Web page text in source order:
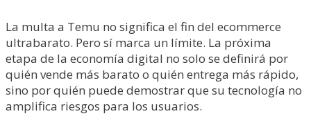
La multa a Temu no significa el fin del ecommerce
ultrabarato. Pero sí marca un límite. La próxima
etapa de la economía digital no solo se definirá por
quién vende más barato o quién entrega más rápido,
sino por quién puede demostrar que su tecnología no
amplifica riesgos para los usuarios.